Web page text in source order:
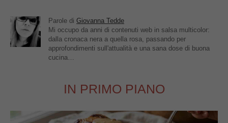
Parole di Giovanna Tedde
Mi occupo da anni di contenuti web in salsa multicolor:
dalla cronaca nera a quella rosa, passando per
approfondimenti sull'attualità e una sana dose di buona
cucina…
IN PRIMO PIANO